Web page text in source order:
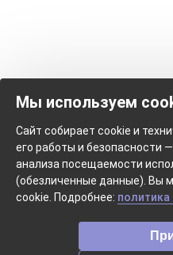
Мы используем
Сайт собирает cookie и
его работы и безопасности
анализа посещаемости
(обезличенные данные). Вы
cookie. Подробнее: